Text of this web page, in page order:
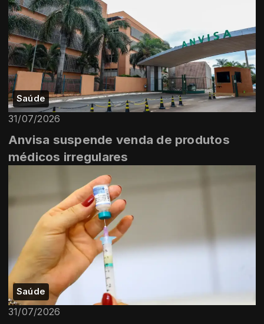
Saúde
31/07/2026
Anvisa suspende venda de produtos
médicos irregulares
Saúde
31/07/2026